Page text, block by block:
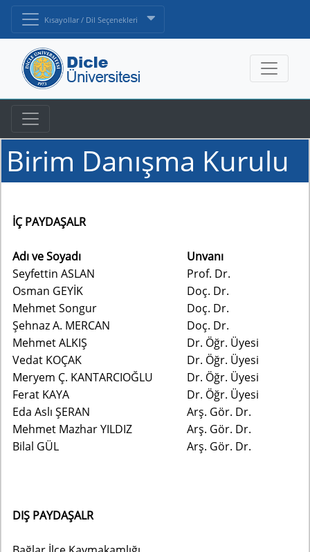
Kısayollar / Dil Seçenekleri
Birim Danışma Kurulu
İÇ PAYDAŞALR
Adı ve Soyadı
Unvanı
Seyfettin ASLAN
Prof. Dr.
Osman GEYİK
Doç. Dr.
Mehmet Songur
Doç. Dr.
Şehnaz A. MERCAN
Doç. Dr.
Mehmet ALKIŞ
Dr. Öğr. Üyesi
Vedat KOÇAK
Dr. Öğr. Üyesi
Meryem Ç. KANTARCIOĞLU
Dr. Öğr. Üyesi
Ferat KAYA
Dr. Öğr. Üyesi
Eda Aslı ŞERAN
Arş. Gör. Dr.
Mehmet Mazhar YILDIZ
Arş. Gör. Dr.
Bilal GÜL
Arş. Gör. Dr.
DIŞ PAYDAŞALR